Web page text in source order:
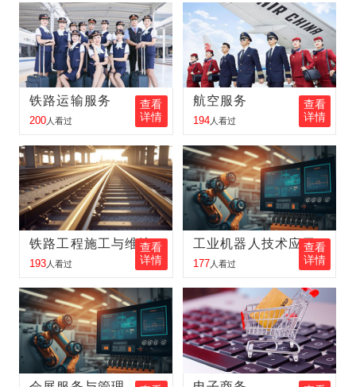
富大龙 报名 工程测量 报名地区：五大连池
金旭东 报名 铁路客运服务 报名地区：肇东
张昕鑫 报名 护理 报名地区：齐齐哈尔
李立新 工程测量 报名地区：五大连池
孙 丽 报名 铁路客运服务 报名地区：大庆
金向东 报名 新能源汽车 报名地区：双鸭山
王中琪 报名 铁路客运服务 报名地区：内蒙古
李金奇 邮轮乘务 报名地区：吉林
王梦瑶 报名 电子商务 报名地区：伊春
王红伟 报名 铁路客运服务 报名地区：同江
张丽丽 报名 航空服务 报名地区：佳木斯
铁路运输服务
200人看过
查看
详情
航空服务
194人看过
查看
详情
铁路工程施工与维护
193人看过
查看
详情
工业机器人技术应用
177人看过
查看
详情